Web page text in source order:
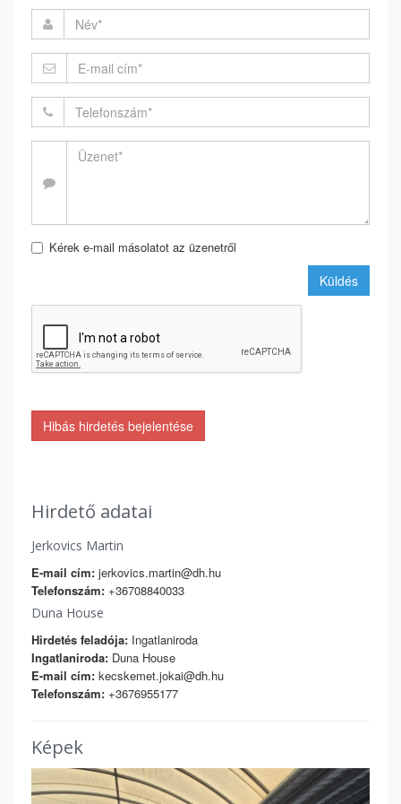
Kérek e-mail másolatot az üzenetről
Küldés
Hibás hirdetés bejelentése
Hirdető adatai
Jerkovics Martin
E-mail cím: jerkovics.martin@dh.hu
Telefonszám: +36708840033
Duna House
Hirdetés feladója: Ingatlaniroda
Ingatlaniroda: Duna House
E-mail cím: kecskemet.jokai@dh.hu
Telefonszám: +3676955177
Képek